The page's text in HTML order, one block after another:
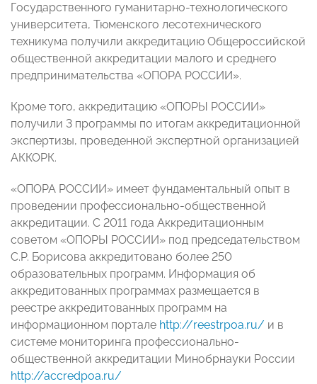
Государственного гуманитарно-технологического
университета, Тюменского лесотехнического
техникума получили аккредитацию Общероссийской
общественной аккредитации малого и среднего
предпринимательства «ОПОРА РОССИИ».
Кроме того, аккредитацию «ОПОРЫ РОССИИ»
получили 3 программы по итогам аккредитационной
экспертизы, проведенной экспертной организацией
АККОРК.
«ОПОРА РОССИИ» имеет фундаментальный опыт в
проведении профессионально-общественной
аккредитации. С 2011 года Аккредитационным
советом «ОПОРЫ РОССИИ» под председательством
С.Р. Борисова аккредитовано более 250
образовательных программ. Информация об
аккредитованных программах размещается в
реестре аккредитованных программ на
информационном портале http://reestrpoa.ru/ и в
системе мониторинга профессионально-
общественной аккредитации Минобрнауки России
http://accredpoa.ru/